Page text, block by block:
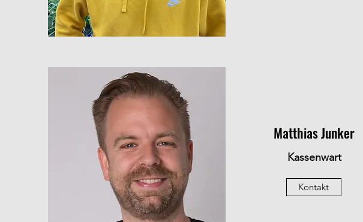
Matthias Junker
Kassenwart
Kontakt